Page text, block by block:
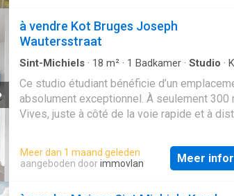
à vendre Kot Bruges Joseph
Wautersstraat
Sint-Michiels · 18 m² · 1 Badkamer · Studio ·
Ce studio étudiant bénéficie d’un
absolument exceptionnel. À seulement 300
Vives, juste à côté de la voie rapide et à
Kotville est extrêmement bien accessible.
l’immeuble a été construit avec un grand
détail, selon des normes strictes et pensé
Meer dan 1 maand geleden
aangeboden doorimmovlan Meer